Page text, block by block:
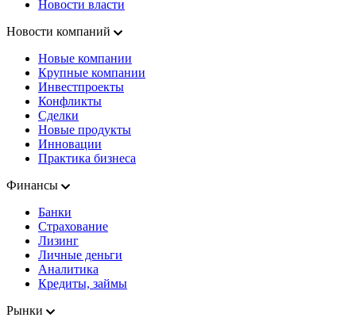
Новости власти
Новости компаний
Новые компании
Крупные компании
Инвестпроекты
Конфликты
Сделки
Новые продукты
Инновации
Практика бизнеса
Финансы
Банки
Страхование
Лизинг
Личные деньги
Аналитика
Кредиты, займы
Рынки